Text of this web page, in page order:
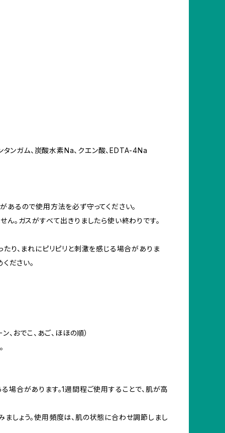
タンガム、炭酸水素Na、クエン酸、EDTA-4Na
あるので使用方法を必ず守ってください。
。ガスがすべて出きりましたら使い終わりです。
り、まれにピリピリと刺激を感じる場合がありま
ださい。
おでこ、あご、ほほの順）
場合があります。1週間程ご使用することで、肌が高
しょう。使用頻度は、肌の状態に合わせ調節しまし